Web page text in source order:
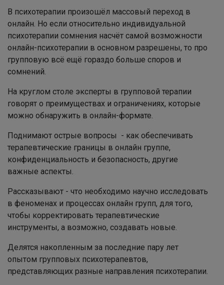
В психотерапии произошёл массовый переход в
онлайн. Но если относительно индивидуальной
психотерапии сомнения насчёт самой возможности
онлайн-психотерапии в основном разрешены, то про
групповую всё ещё гораздо больше споров и
сомнений.
На круглом столе эксперты в групповой терапии
говорят о преимуществах и ограничениях, которые
можно обнаружить в онлайн-формате.
Поднимают острые вопросы - как обеспечивать
терапевтические границы в онлайн группе,
конфиденциальность и безопасность, другие
важные аспекты.
Рассказывают - что необходимо научно исследовать
в феноменах и процессах онлайн групп, для того,
чтобы корректировать терапевтические
инструменты, а возможно, создавать новые.
Делятся накопленным за последние пару лет
опытом групповых психотерапевтов,
представляющих разные направления психотерапии.